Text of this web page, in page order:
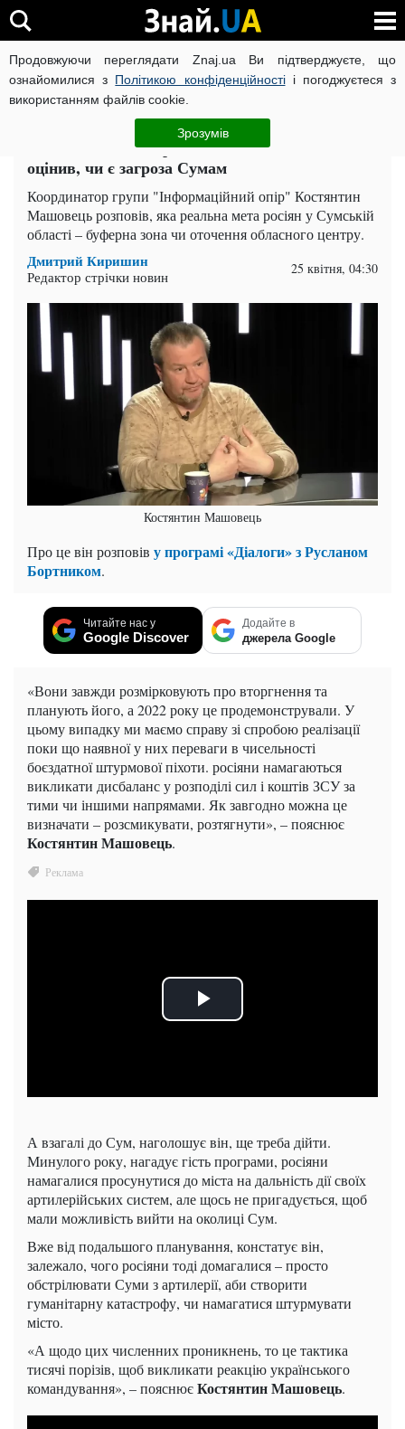
Продовжуючи переглядати Znaj.ua Ви підтверджуєте, що
ознайомилися з Політикою конфіденційностіі погоджуєтеся з
використанням файлів cookie.
Зрозумів
ВІЙНА РОСІЇ ПРОТИ УКРАЇНИ КОРОНАВІРУС В УКРАЇНІ
Політика ЧИТАТЬ НА РУССКОМ
Тактика тисячі порізів: Костянтин Машовець
оцінив, чи є загроза Сумам
Координатор групи "Інформаційний опір" Костянтин
Машовець розповів, яка реальна мета росіян у Сумській
області – буферна зона чи оточення обласного центру.
Дмитрий Киришин
Редактор стрічки новин 25 квітня, 04:30
Костянтин Машовець
Про це він розповів у програмі «Діалоги» з Русланом
Бортником.
Читайте нас у
Google Discover
Додайте в
джерела Google
«Вони завжди розмірковують про вторгнення та
планують його, а 2022 року це продемонстрували. У
цьому випадку ми маємо справу зі спробою реалізації
поки що наявної у них переваги в чисельності
боєздатної штурмової піхоти. росіяни намагаються
викликати дисбаланс у розподілі сил і коштів ЗСУ за
тими чи іншими напрямами. Як завгодно можна це
визначати – розсмикувати, розтягнути», – пояснює
Костянтин Машовець.
А взагалі до Сум, наголошує він, ще треба дійти.
Минулого року, нагадує гість програми, росіяни
намагалися просунутися до міста на дальність дії своїх
артилерійських систем, але щось не пригадується, щоб
мали можливість вийти на околиці Сум.
Вже від подальшого планування, констатує він,
залежало, чого росіяни тоді домагалися – просто
обстрілювати Суми з артилерії, аби створити
гуманітарну катастрофу, чи намагатися штурмувати
місто.
«А щодо цих численних проникнень, то це тактика
тисячі порізів, щоб викликати реакцію українського
командування», – пояснюєКостянтин Машовець.